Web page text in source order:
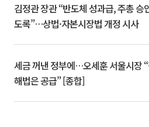
김정관 장관 “반도체 성과급, 주총 승
도록”…상법·자본시장법 개정 시사
세금 꺼낸 정부에…오세훈 서울시장
해법은 공급” [종합]